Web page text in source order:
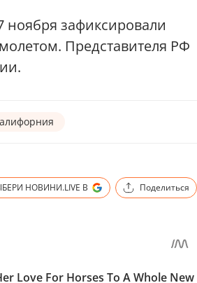
зафиксировали
Представителя РФ
НОВИНИ.LIVE В Поделиться